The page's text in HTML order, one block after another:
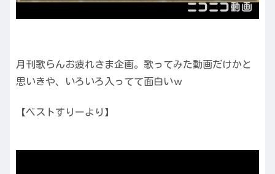
月刊歌らんお疲れさま企画。歌ってみた動画だけかと
思いきや、いろいろ入ってて面白いｗ
【ベストすりーより】